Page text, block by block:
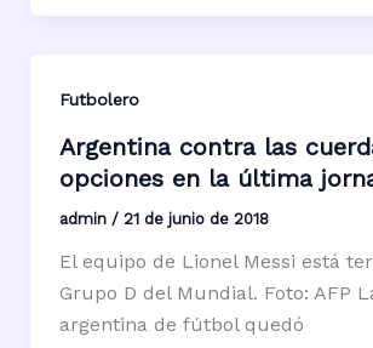
Futbolero
Argentina contra las
opciones en la última
admin / 21 de junio de 2018
El equipo de Lionel Messi está
Grupo D del Mundial. Foto: AFP
argentina de fútbol quedó